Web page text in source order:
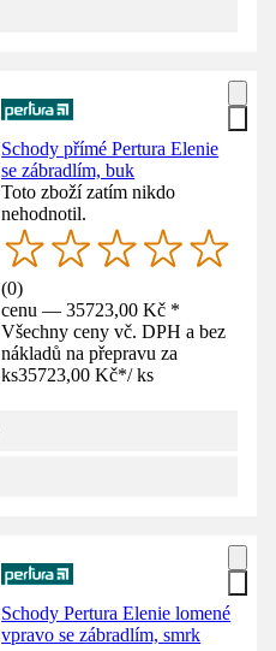
Schody přímé Pertura Elenie
se zábradlím, buk
Toto zboží zatím nikdo
nehodnotil.
(0)
cenu — 35723,00 Kč *
Všechny ceny vč. DPH a bez
nákladů na přepravu za
ks35723,00 Kč*/ ks
Schody Pertura Elenie lomené
vpravo se zábradlím, smrk